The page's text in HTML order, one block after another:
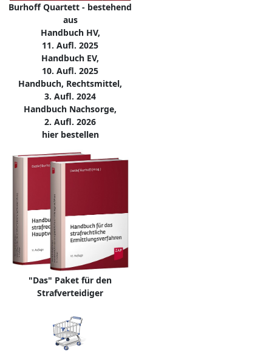
Burhoff Quartett - bestehend
aus
Handbuch HV,
11. Aufl. 2025
Handbuch EV,
10. Aufl. 2025
Handbuch, Rechtsmittel,
3. Aufl. 2024
Handbuch Nachsorge,
2. Aufl. 2026
hier bestellen
"Das" Paket für den
Strafverteidiger